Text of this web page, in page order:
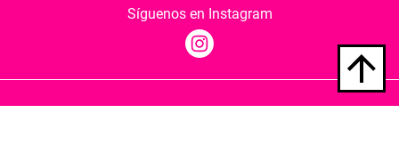
Síguenos en Instagram